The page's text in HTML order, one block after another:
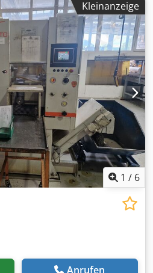
Filter- und Kühleinheit,
BARLOAD Vito, Baujahr: 2017,
ohne Werkzeuge
Kleinanzeige
1 / 6
Anrufen